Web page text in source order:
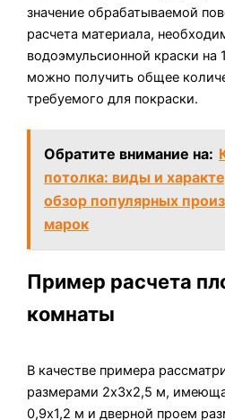
значение обрабатываемой
расчета материала,
водоэмульсионной краски на
можно получить общее
требуемого для покраски.
Обратите внимание на:
потолка: виды и
обзор популярных
марок
Пример расчета
комнаты
В качестве примера
размерами 2х3х2,5 м,
0,9х1,2 м и дверной проем